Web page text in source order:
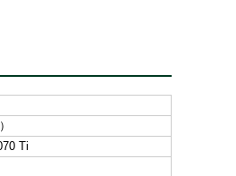
Ti